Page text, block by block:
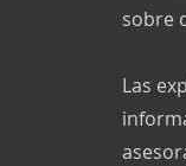
sobre
Las